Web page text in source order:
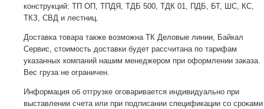
конструкций: ТП ОП, ТПДЯ, ТДБ 500, ТДК 01, ПДБ, БТ, ШС, КС,
ТКЗ, СВД и лестниц.
Доставка товара также возможна ТК Деловые линии, Байкал
Сервис, стоимость доставки будет рассчитана по тарифам
указанных компаний нашим менеджером при оформлении заказа.
Вес груза не ограничен.
Информация об отгрузке оговаривается индивидуально при
выставлении счета или при подписании спецификации со сроками